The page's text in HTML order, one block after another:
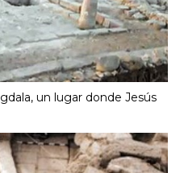
un lugar donde Jesús